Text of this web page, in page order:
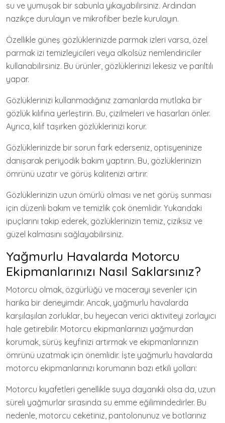
su ve yumuşak bir sabunla yıkayabilirsiniz. Ardından
nazikçe durulayın ve mikrofiber bezle kurulayın.
Özellikle güneş gözlüklerinizde parmak izleri varsa, özel
parmak izi temizleyicileri veya alkolsüz nemlendiriciler
kullanabilirsiniz. Bu ürünler, gözlüklerinizi lekesiz ve parıltılı
yapar.
Gözlüklerinizi kullanmadığınız zamanlarda mutlaka bir
gözlük kılıfına yerleştirin. Bu, çizilmeleri ve hasarları önler.
Ayrıca, kılıf taşırken gözlüklerinizi korur.
Gözlüklerinizde bir sorun fark ederseniz, optisyeninize
danışarak periyodik bakım yaptırın. Bu, gözlüklerinizin
ömrünü uzatır ve görüş kalitenizi artırır.
Gözlüklerinizin uzun ömürlü olması ve net görüş sunması
için düzenli bakım ve temizlik çok önemlidir. Yukarıdaki
ipuçlarını takip ederek, gözlüklerinizin temiz, çiziksiz ve
güzel kalmasını sağlayabilirsiniz.
Yağmurlu Havalarda Motorcu
Ekipmanlarınızı Nasıl Saklarsınız?
Motorcu olmak, özgürlüğü ve macerayı sevenler için
harika bir deneyimdir. Ancak, yağmurlu havalarda
karşılaşılan zorluklar, bu heyecan verici aktiviteyi zorlayıcı
hale getirebilir. Motorcu ekipmanlarınızı yağmurdan
korumak, sürüş keyfinizi artırmak ve ekipmanlarınızın
ömrünü uzatmak için önemlidir. İşte yağmurlu havalarda
motorcu ekipmanlarınızı korumanın bazı etkili yolları:
Motorcu kıyafetleri genellikle suya dayanıklı olsa da, uzun
süreli yağmurlar sırasında su emme eğilimindedirler. Bu
nedenle, motorcu ceketiniz, pantolonunuz ve botlarınız